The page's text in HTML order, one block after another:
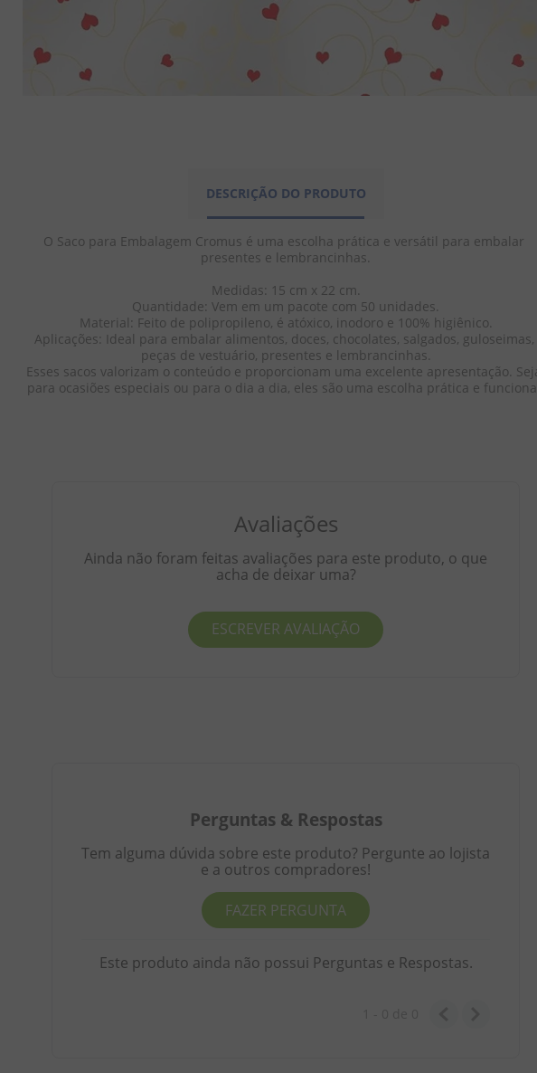
DESCRIÇÃO DO PRODUTO
O Saco para Embalagem Cromus é uma escolha prática e versátil para embalar
presentes e lembrancinhas.
Medidas: 15 cm x 22 cm.
Quantidade: Vem em um pacote com 50 unidades.
Material: Feito de polipropileno, é atóxico, inodoro e 100% higiênico.
Aplicações: Ideal para embalar alimentos, doces, chocolates, salgados, guloseimas,
peças de vestuário, presentes e lembrancinhas.
Esses sacos valorizam o conteúdo e proporcionam uma excelente apresentação.
para ocasiões especiais ou para o dia a dia, eles são uma escolha prática e
Avaliações
Ainda não foram feitas avaliações para este produto, o que
acha de deixar uma?
ESCREVER AVALIAÇÃO
Perguntas & Respostas
Tem alguma dúvida sobre este produto? Pergunte ao lojista
e a outros compradores!
FAZER PERGUNTA
Este produto ainda não possui Perguntas e Respostas.